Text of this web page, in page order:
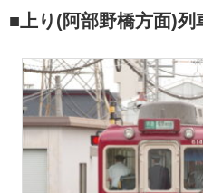
■上り(阿部野橋方面)列